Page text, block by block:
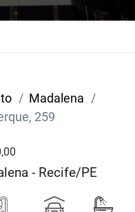
Madalena
259
- Recife/PE